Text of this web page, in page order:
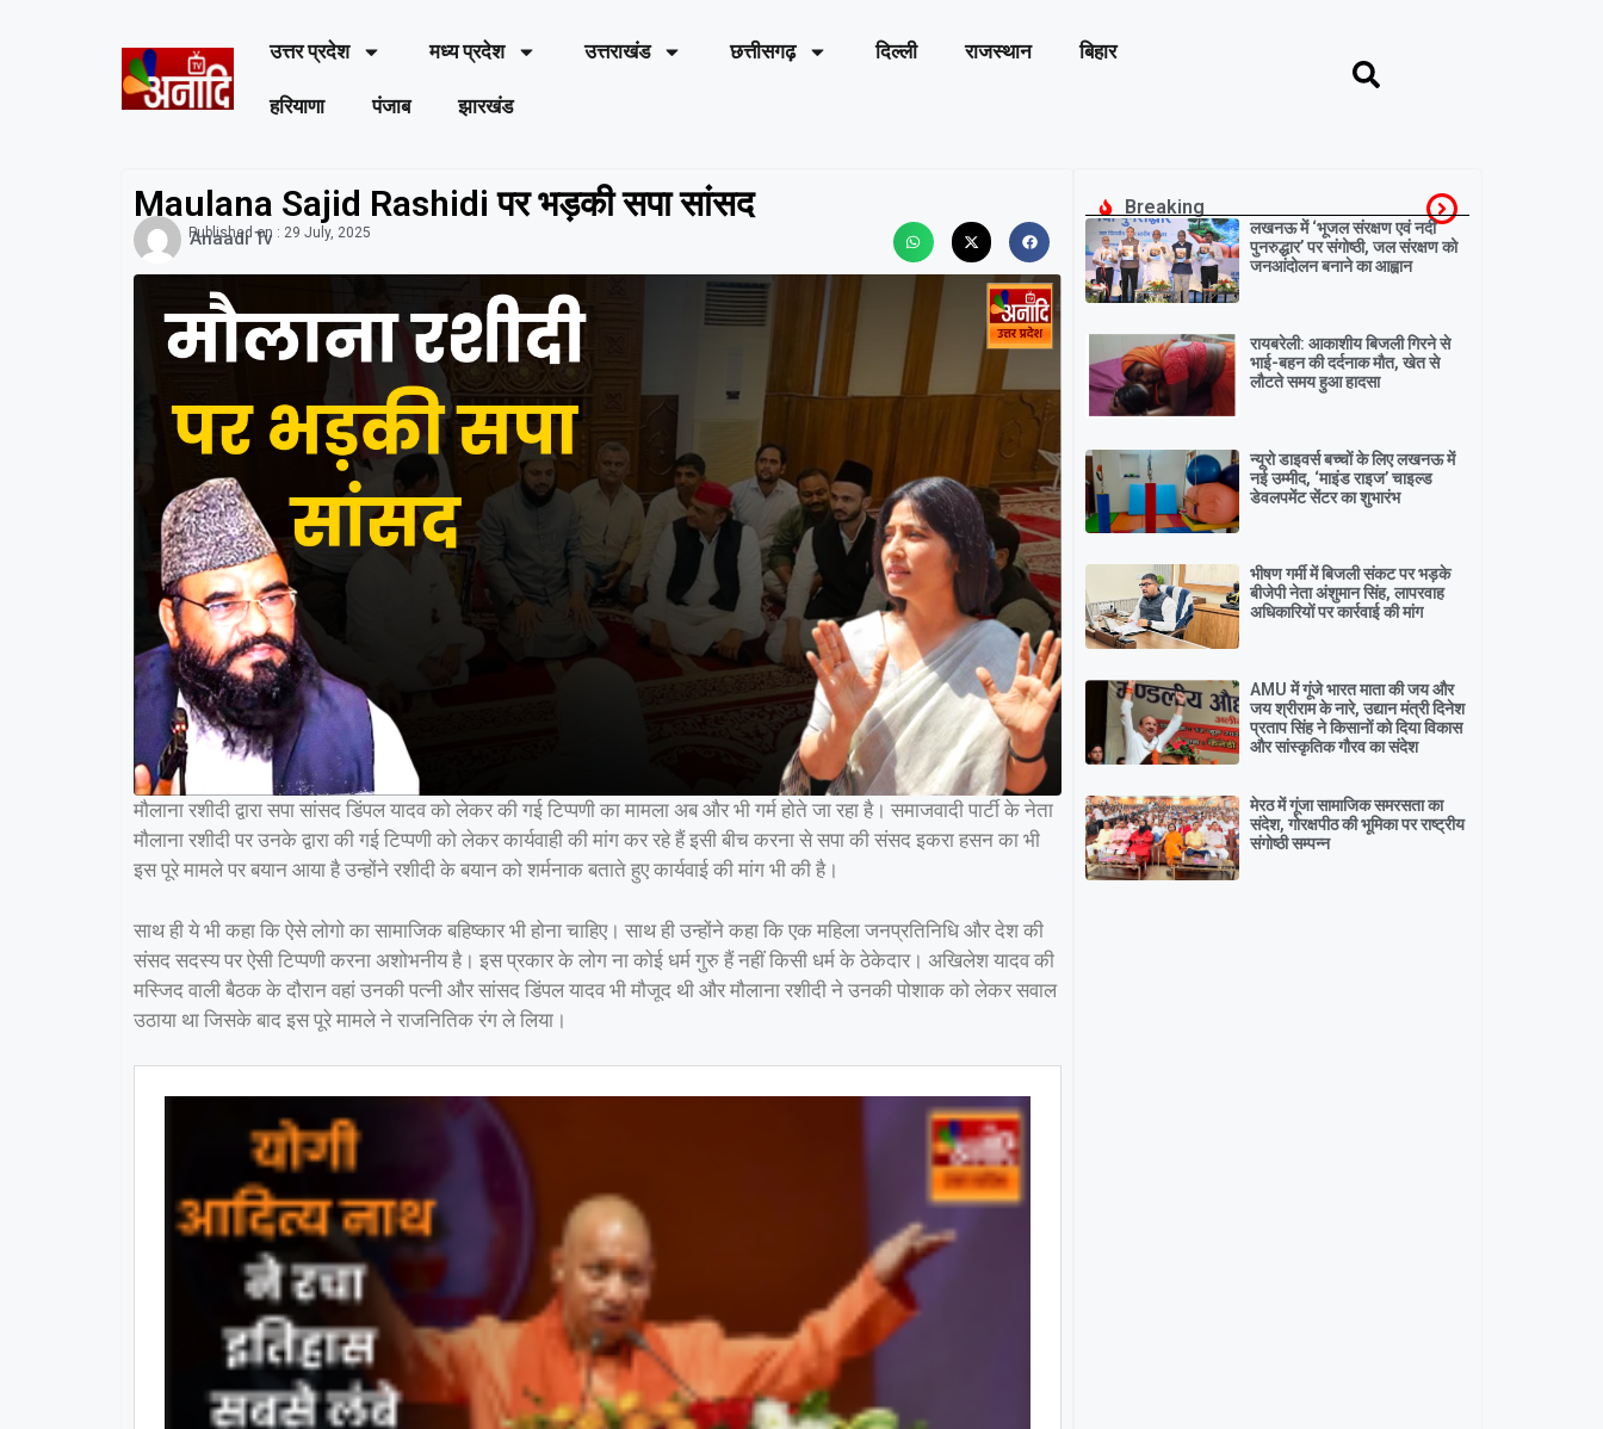
उत्तर प्रदेश मध्य प्रदेश उत्तराखंड छत्तीसगढ़ दिल्ली राजस्थान बिहार
हरियाणा पंजाब झारखंड
Maulana Sajid Rashidi पर भड़की सपा सांसद
Anaadi Tv
Published on : 29 July, 2025
मौलाना रशीदी द्वारा सपा सांसद डिंपल यादव को लेकर की गई टिप्पणी का मामला अब और भी गर्म होते जा रहा है। समाजवादी पार्टी के नेता
मौलाना रशीदी पर उनके द्वारा की गई टिप्पणी को लेकर कार्यवाही की मांग कर रहे हैं इसी बीच करना से सपा की संसद इकरा हसन का भी
इस पूरे मामले पर बयान आया है उन्होंने रशीदी के बयान को शर्मनाक बताते हुए कार्यवाई की मांग भी की है।
साथ ही ये भी कहा कि ऐसे लोगो का सामाजिक बहिष्कार भी होना चाहिए। साथ ही उन्होंने कहा कि एक महिला जनप्रतिनिधि और देश की
संसद सदस्य पर ऐसी टिप्पणी करना अशोभनीय है। इस प्रकार के लोग ना कोई धर्म गुरु हैं नहीं किसी धर्म के ठेकेदार। अखिलेश यादव की
मस्जिद वाली बैठक के दौरान वहां उनकी पत्नी और सांसद डिंपल यादव भी मौजूद थी और मौलाना रशीदी ने उनकी पोशाक को लेकर सवाल
उठाया था जिसके बाद इस पूरे मामले ने राजनितिक रंग ले लिया।
Breaking
लखनऊ में ‘भूजल संरक्षण एवं नदी
पुनरुद्धार’ पर संगोष्ठी, जल संरक्षण को
जनआंदोलन बनाने का आह्वान
रायबरेली: आकाशीय बिजली गिरने से
भाई-बहन की दर्दनाक मौत, खेत से
लौटते समय हुआ हादसा
न्यूरो डाइवर्स बच्चों के लिए लखनऊ में
नई उम्मीद, ‘माइंड राइज’ चाइल्ड
डेवलपमेंट सेंटर का शुभारंभ
भीषण गर्मी में बिजली संकट पर भड़के
बीजेपी नेता अंशुमान सिंह, लापरवाह
अधिकारियों पर कार्रवाई की मांग
AMU में गूंजे भारत माता की जय और
जय श्रीराम के नारे, उद्यान मंत्री दिनेश
प्रताप सिंह ने किसानों को दिया विकास
और सांस्कृतिक गौरव का संदेश
मेरठ में गूंजा सामाजिक समरसता का
संदेश, गोरक्षपीठ की भूमिका पर राष्ट्रीय
संगोष्ठी सम्पन्न